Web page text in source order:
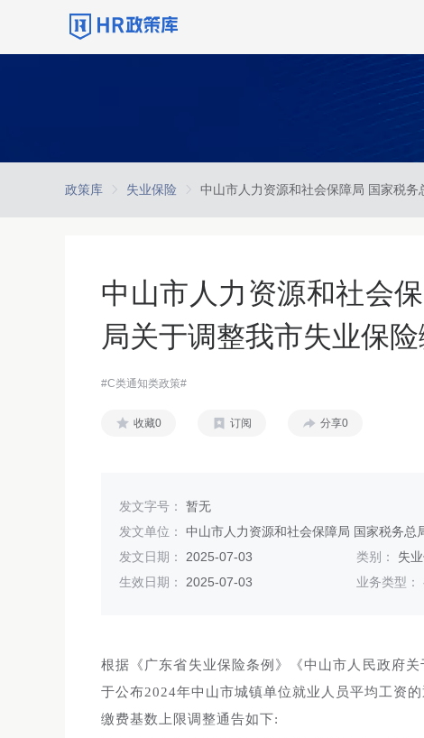
政策库 失业保险
中山市人力资源和社会
局关于调整我市失业保
#C类通知类政策#
收藏0 订阅 分享0
发文字号： 暂无
发文单位： 中山市人力资源和社会保障局 国家税务总
发文日期： 2025-07-03 类别： 失
生效日期： 2025-07-03 业务类型：
根据《广东省失业保险条例》《中山市人民政府
于公布2024年中山市城镇单位就业人员平均工资
缴费基数上限调整通告如下: